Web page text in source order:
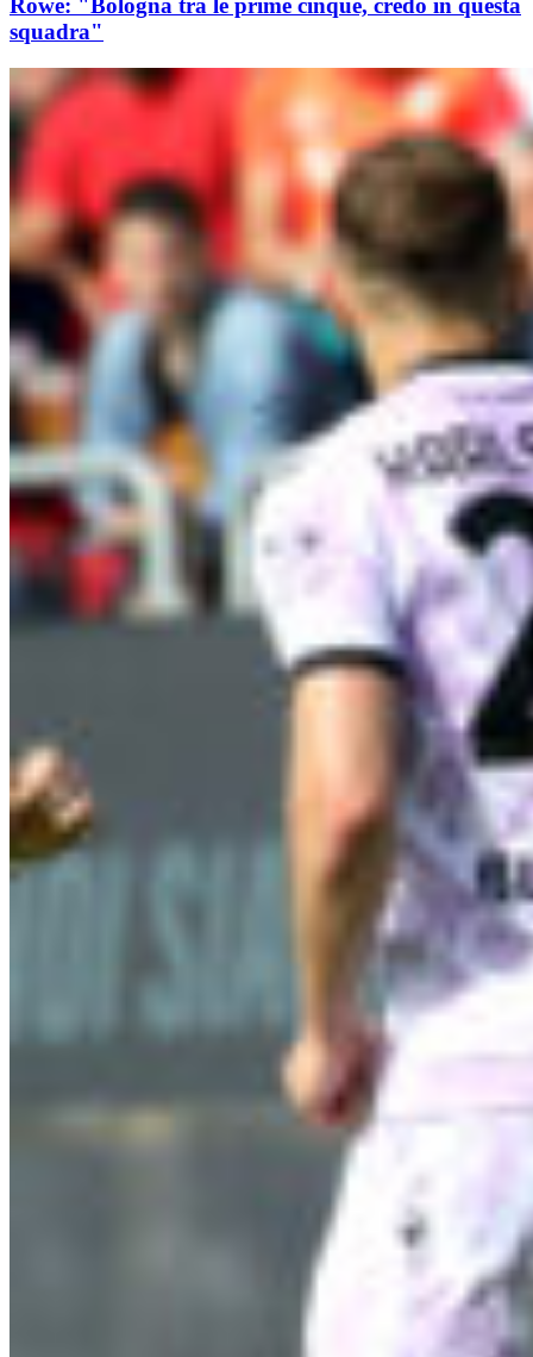
Rowe: "Bologna tra le prime cinque, credo in questa
squadra"